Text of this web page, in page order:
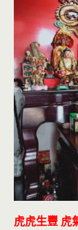
虎虎生豐 虎